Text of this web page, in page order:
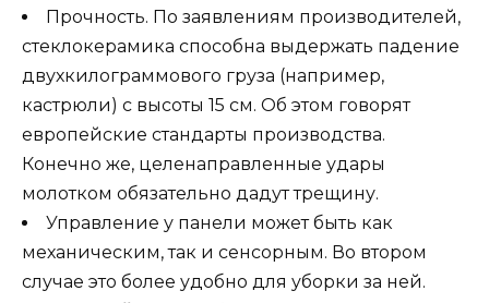
Прочность. По заявлениям производителей,
стеклокерамика способна выдержать падение
двухкилограммового груза (например,
кастрюли) с высоты 15 см. Об этом говорят
европейские стандарты производства.
Конечно же, целенаправленные удары
молотком обязательно дадут трещину.
Управление у панели может быть как
механическим, так и сенсорным. Во втором
случае это более удобно для уборки за ней.